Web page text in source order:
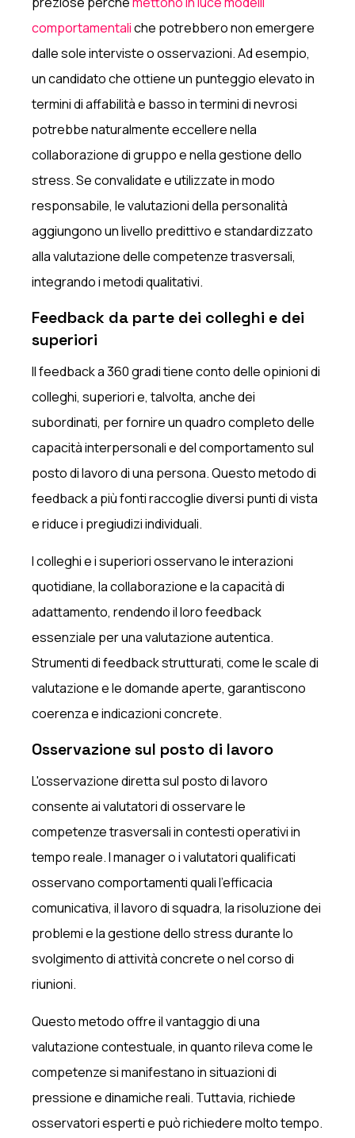
comportamentaliche potrebbero non emergere
dalle sole interviste o osservazioni. Ad esempio,
un candidato che ottiene un punteggio elevato in
termini di affabilità e basso in termini di nevrosi
potrebbe naturalmente eccellere nella
collaborazione di gruppo e nella gestione dello
stress. Se convalidate e utilizzate in modo
responsabile, le valutazioni della personalità
aggiungono un livello predittivo e standardizzato
alla valutazione delle competenze trasversali,
integrando i metodi qualitativi.
Feedback da parte dei colleghi e dei
superiori
Il feedback a 360 gradi tiene conto delle opinioni di
colleghi, superiori e, talvolta, anche dei
subordinati, per fornire un quadro completo delle
capacità interpersonali e del comportamento sul
posto di lavoro di una persona. Questo metodo di
feedback a più fonti raccoglie diversi punti di vista
e riduce i pregiudizi individuali.
I colleghi e i superiori osservano le interazioni
quotidiane, la collaborazione e la capacità di
adattamento, rendendo il loro feedback
essenziale per una valutazione autentica.
Strumenti di feedback strutturati, come le scale di
valutazione e le domande aperte, garantiscono
coerenza e indicazioni concrete.
Osservazione sul posto di lavoro
L'osservazione diretta sul posto di lavoro
consente ai valutatori di osservare le
competenze trasversali in contesti operativi in
tempo reale. I manager o i valutatori qualificati
osservano comportamenti quali l'efficacia
comunicativa, il lavoro di squadra, la risoluzione dei
problemi e la gestione dello stress durante lo
svolgimento di attività concrete o nel corso di
riunioni.
Questo metodo offre il vantaggio di una
valutazione contestuale, in quanto rileva come le
competenze si manifestano in situazioni di
pressione e dinamiche reali. Tuttavia, richiede
osservatori esperti e può richiedere molto tempo.